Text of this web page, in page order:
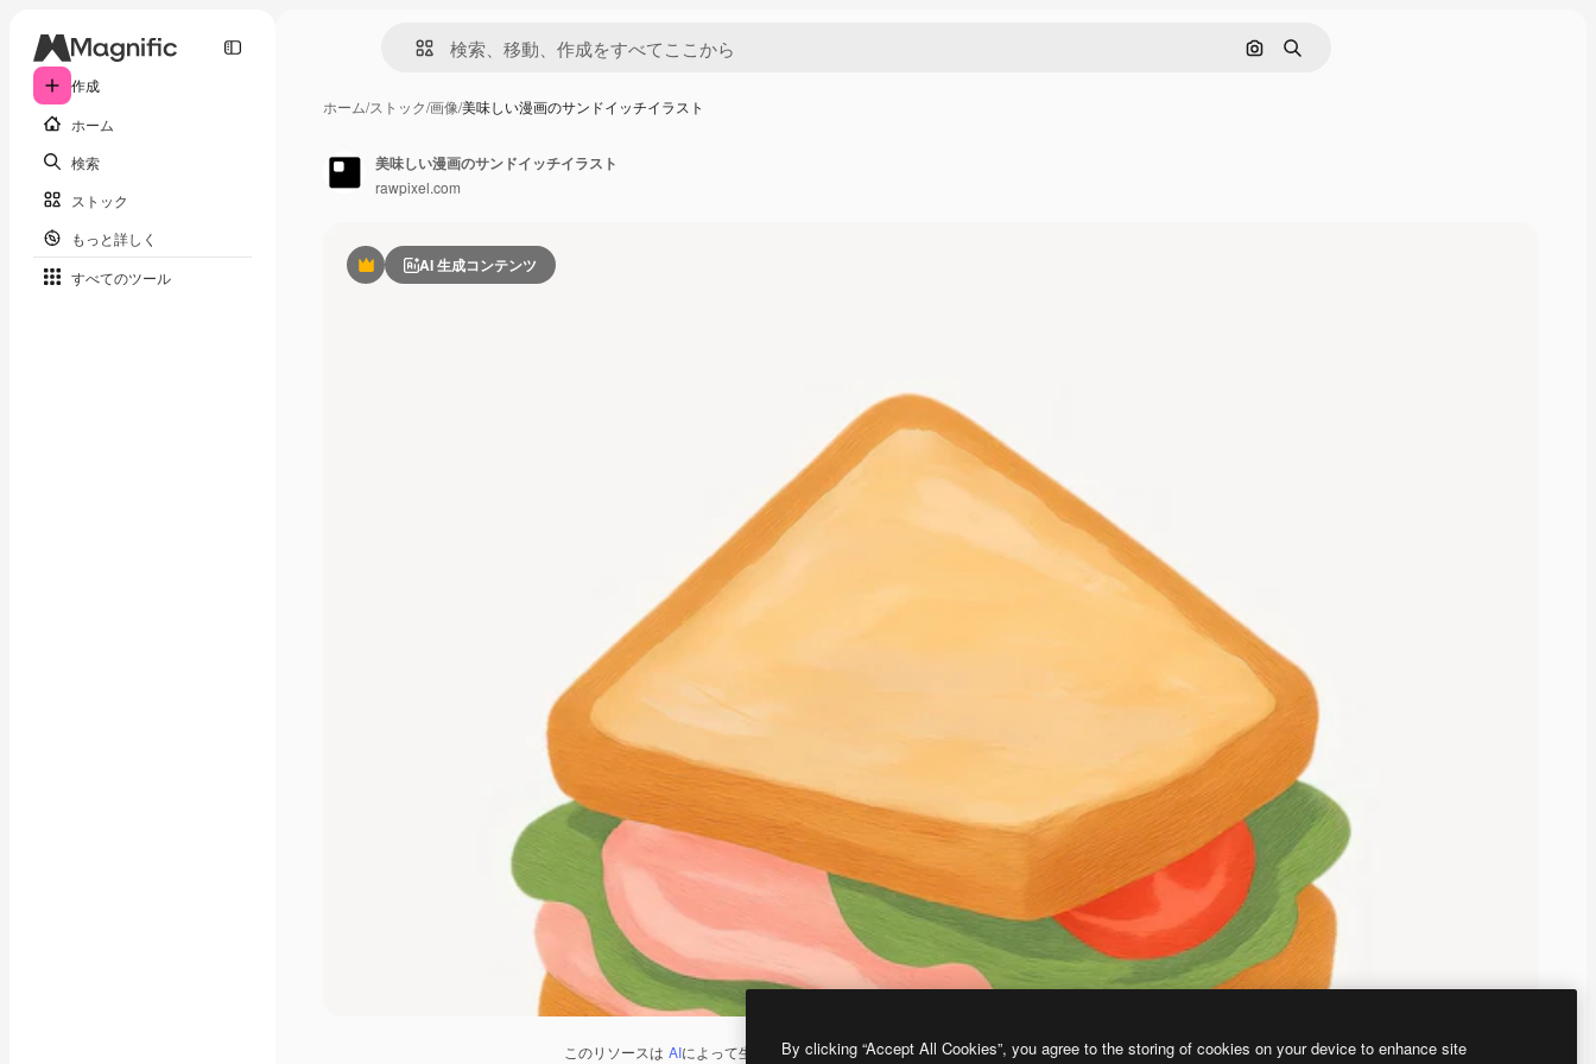
作成
ホーム
検索
ストック
もっと詳しく
すべてのツール
画像で検索
検索
ホーム/ストック/画像/美味しい漫画のサンドイッチイラスト
PremiumAI 生成コンテンツ
このリソースは AIによって生成されたものです。 AI画像生成ツールを使うと、あなた独自の画像を作成できます。
美味しい漫画のサンドイッチイラスト
rawpixel.com
By clicking “Accept All Cookies”, you agree to the storing of cookies on your device to enhance site